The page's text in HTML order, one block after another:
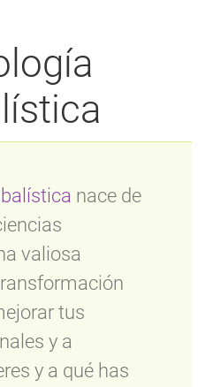
nace de
valiosa
tus
y a
y a qué has